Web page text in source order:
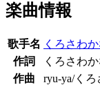
楽曲情報
歌手名 くろさわ
作詞
くろさわ
作曲
ryu-ya/く